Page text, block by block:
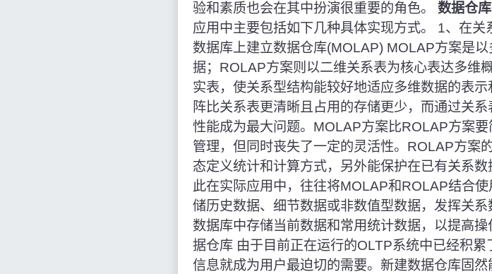
验和素质也会在其中扮演很重要的角色。 数据仓
应用中主要包括如下几种具体实现方式。 1、在
数据库上建立数据仓库(MOLAP) MOLAP方案是
据；ROLAP方案则以二维关系表为核心表达多维
实表，使关系型结构能较好地适应多维数据的表
阵比关系表更清晰且占用的存储更少，而通过关
性能成为最大问题。MOLAP方案比ROLAP方案
管理，但同时丧失了一定的灵活性。ROLAP方案
态定义统计和计算方式，另外能保护在已有关系
此在实际应用中，往往将MOLAP和ROLAP结合
储历史数据、细节数据或非数值型数据，发挥关
数据库中存储当前数据和常用统计数据，以提高
据仓库 由于目前正在运行的OLTP系统中已经积
信息就成为用户最迫切的需要。新建数据仓库固